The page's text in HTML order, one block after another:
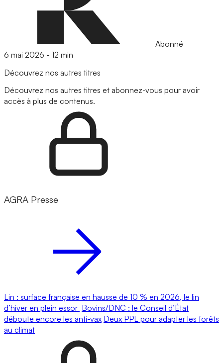
Abonné
6 mai 2026 - 12 min
Découvrez nos autres titres
Découvrez nos autres titres et abonnez-vous pour avoir
accès à plus de contenus.
AGRA Presse
Lin : surface française en hausse de 10 % en 2026, le lin
d’hiver en plein essor Bovins/DNC : le Conseil d’État
déboute encore les anti-vax Deux PPL pour adapter les forêts
au climat